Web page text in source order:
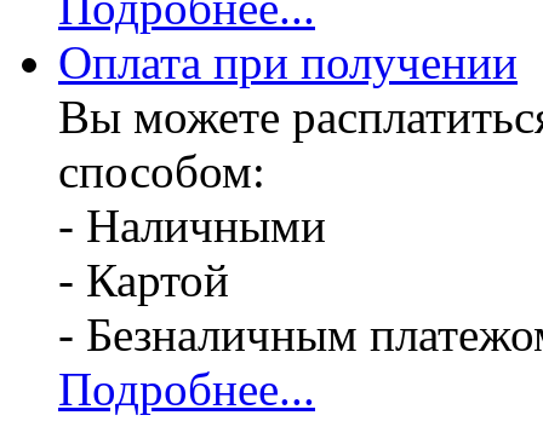
Оплата при получении
Вы можете
способом:
- Наличными
- Картой
- Безналичным
Подробнее...